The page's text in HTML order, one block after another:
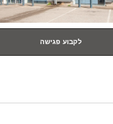
לקבוע פגישה